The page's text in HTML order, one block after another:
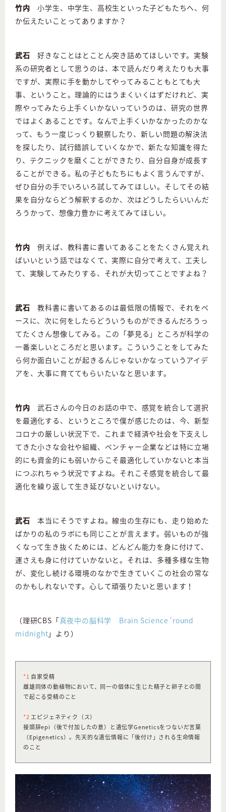
竹内 小学生、中学生、高校生といった子どもたちへ、何
か伝えたいことってありますか？
武石 好きなことはとことん突き詰めてほしいです。実験
系の研究者として思うのは、本で読んだり考えたりも大事
ですが、実際に手を動かしてやってみることもとても大
事、ということ。理論的にはうまくいくはずだけれど、実
際やってみたら上手くいかないっていうのは、研究の世界
ではよくあることです。なんで上手くいかなかったのかな
って、もう一度じっくり観察したり、新しい問題の解決法
を探したり、試行錯誤していくなかで、新たな知識を得た
り、テクニックを磨くことができたり、自分自身が成長す
ることができる。私の子どもたちにもよく言うんですが、
ぜひ自分の手でいろいろ試してみてほしい。そしてその結
果を自分ならどう解釈するのか、次はどうしたらいいんだ
ろうかって、想像力豊かに考えてみてほしい。
竹内 例えば、教科書に書いてあることをたくさん覚えれ
ばいいという話ではなくて、実際に自分で考えて、工夫し
て、実験してみたりする、それが大切ってことですよね？
武石 教科書に書いてあるのは最低限の情報で、それをベ
ースに、次に何をしたらどういうものができるんだろうっ
てたくさん想像してみる。この「夢見る」ところが科学の
一番楽しいところだと思います。こういうことをしてみた
ら何か面白いことが起きるんじゃないかなっていうアイデ
アを、大事に育ててもらいたいなと思います。
竹内 武石さんの今日のお話の中で、感覚を統合して選択
を最適化する、というところで僕が感じたのは、今、新型
コロナの厳しい状況下で、これまで経済や社会を下支えし
てきた小さな会社や組織、ベンチャー企業などは特に立場
的にも資金的にも弱いからこそ最適化していかないと本当
につぶれちゃう状況ですよね。それこそ感覚を統合して最
適化を繰り返して生き延びないといけない。
武石 本当にそうですよね。線虫の生存にも、走り始めた
ばかりの私のラボにも同じことが言えます。弱いものが強
くなって生き抜くためには、どんどん能力を身に付けて、
運さえも身に付けていかないと。それは、多種多様な生物
が、変化し続ける環境のなかで生きていくこの社会の常な
のかもしれないです。心して頑張りたいと思います！
（理研CBS「真夜中の脳科学 Brain Science ‘round
midnight 」より）
*1 自家受精
雌雄同体の動植物において、同一の個体に生じた精子と卵子との間
で起こる受精のこと
*2 エピジェネティク（ス）
接頭辞epi（後で付加したの意）と遺伝学Geneticsをつないだ言葉
（Epigenetics）。先天的な遺伝情報に「後付け」される生命情報
のこと